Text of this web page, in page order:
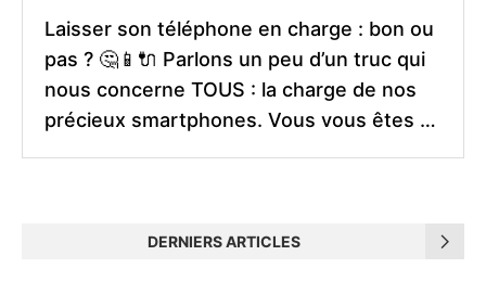
Laisser son téléphone en charge : bon ou
pas ? 🤔📱🔌 Parlons un peu d’un truc qui
nous concerne TOUS : la charge de nos
précieux smartphones. Vous vous êtes …
DERNIERS ARTICLES